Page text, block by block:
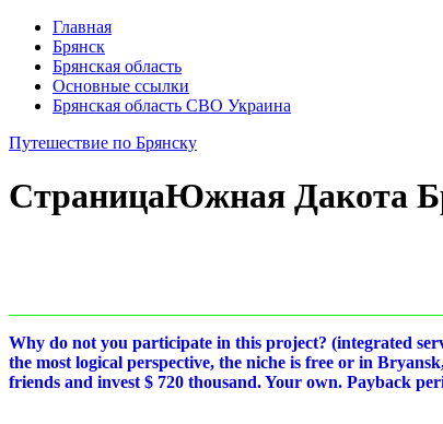
Главная
Брянск
Брянская область
Основные ссылки
Брянская область СВО Украина
Путешествие по Брянску
СтраницаЮжная Дакота
Why do not you participate in this project? (integrated
the most logical perspective, the niche is free or in
friends and invest $ 720 thousand. Your own. Payback